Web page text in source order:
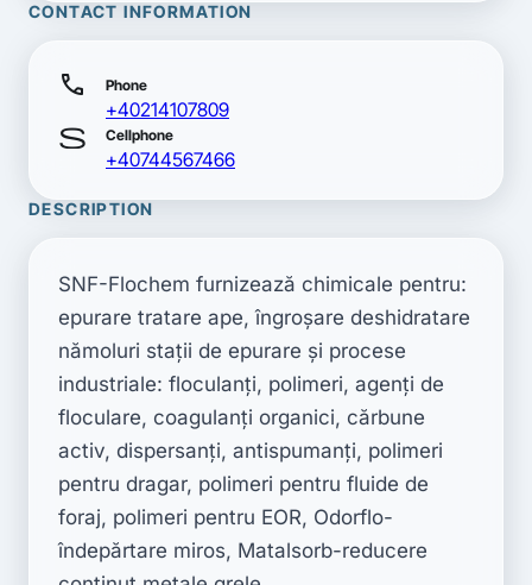
CONTACT INFORMATION
call Phone
+40214107809
smartphone
Cellphone
+40744567466
DESCRIPTION
SNF-Flochem furnizează chimicale pentru:
epurare tratare ape, îngroşare deshidratare
nămoluri staţii de epurare şi procese
industriale: floculanţi, polimeri, agenţi de
floculare, coagulanţi organici, cărbune
activ, dispersanţi, antispumanţi, polimeri
pentru dragar, polimeri pentru fluide de
foraj, polimeri pentru EOR, Odorflo-
îndepărtare miros, Matalsorb-reducere